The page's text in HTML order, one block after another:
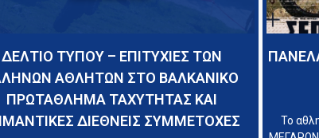
ΔΕΛΤΙΟ ΤΥΠΟΥ – ΕΠΙΤΥΧΙΕΣ ΤΩΝ
ΑΘΛΗΤΩΝ ΣΤΟ ΒΑΛΚΑΝΙΚΟ
ΠΡΩΤΑΘΛΗΜΑ ΤΑΧΥΤΗΤΑΣ ΚΑΙ
ΔΙΕΘΝΕΙΣ ΣΥΜΜΕΤΟΧΕΣ
Το